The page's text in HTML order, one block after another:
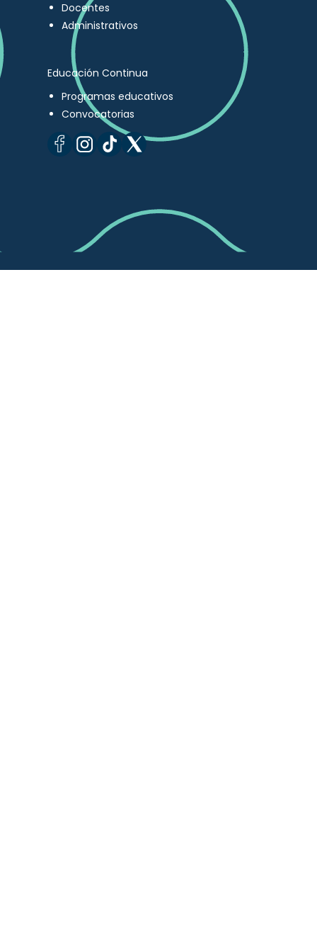
Docentes
Administrativos
Educación Continua
Programas educativos
Convocatorias